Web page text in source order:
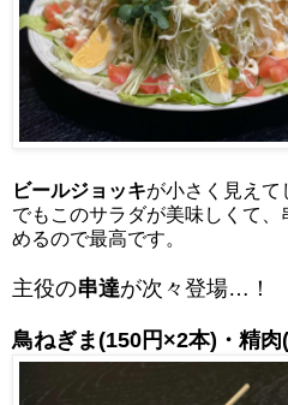
ビールジョッキが小さく見えて
でもこのサラダが美味しくて、
めるので最高です。
主役の串達が次々登場…！
鳥ねぎま(150円×2本)・ 精肉